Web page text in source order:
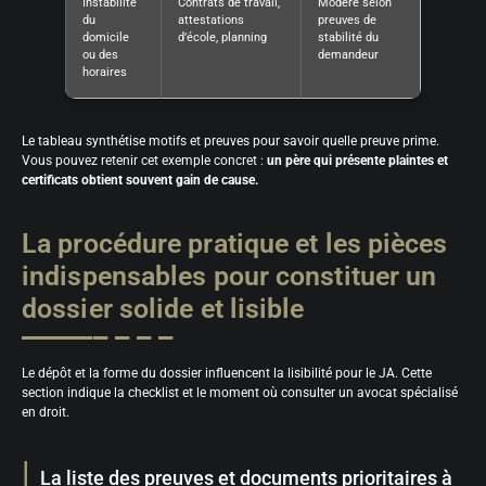
Instabilité
du
domicile
ou des
horaires
Contrats de travail,
attestations
d’école, planning
Modéré selon
preuves de
stabilité du
demandeur
Le tableau synthétise motifs et preuves pour savoir quelle preuve prime.
Vous pouvez retenir cet exemple concret : un père qui présente plaintes et
certificats obtient souvent gain de cause.
La procédure pratique et les pièces
indispensables pour constituer un
dossier solide et lisible
Le dépôt et la forme du dossier influencent la lisibilité pour le JA. Cette
section indique la checklist et le moment où consulter un avocat spécialisé
en droit.
La liste des preuves et documents prioritaires à